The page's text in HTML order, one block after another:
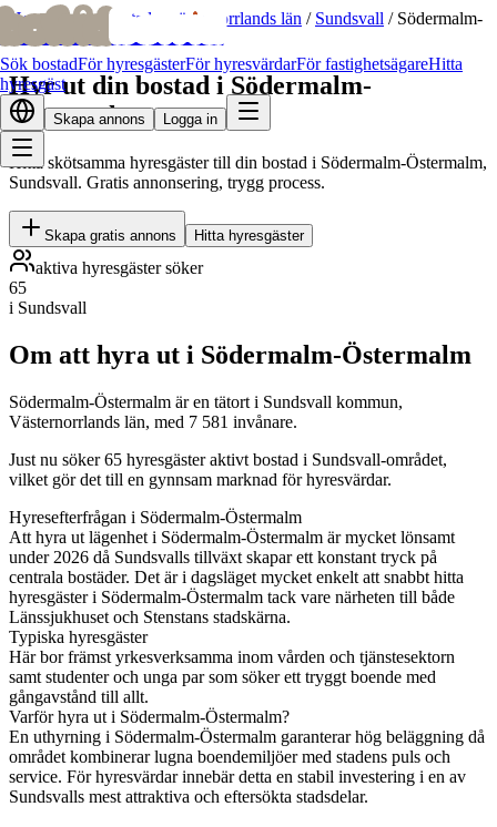
bofridbofrid
Sök bostadFör hyresgästerFör hyresvärdarFör fastighetsägareHitta
hyresgäst
Skapa annons Logga in
Hem/ Hyr ut bostad Västernorrlands län / Sundsvall / Södermalm-
Östermalm
Hyr ut din bostad i Södermalm-
Östermalm
Hitta skötsamma hyresgäster till din bostad i Södermalm-Östermalm,
Sundsvall. Gratis annonsering, trygg process.
Skapa gratis annons Hitta hyresgäster
aktiva hyresgäster söker
65
i Sundsvall
Om att hyra ut i Södermalm-Östermalm
Södermalm-Östermalm är en tätort i Sundsvall kommun,
Västernorrlands län, med 7 581 invånare.
Just nu söker 65 hyresgäster aktivt bostad i Sundsvall-området,
vilket gör det till en gynnsam marknad för hyresvärdar.
Hyresefterfrågan i Södermalm-Östermalm
Att hyra ut lägenhet i Södermalm-Östermalm är mycket lönsamt
under 2026 då Sundsvalls tillväxt skapar ett konstant tryck på
centrala bostäder. Det är i dagsläget mycket enkelt att snabbt hitta
hyresgäster i Södermalm-Östermalm tack vare närheten till både
Länssjukhuset och Stenstans stadskärna.
Typiska hyresgäster
Här bor främst yrkesverksamma inom vården och tjänstesektorn
samt studenter och unga par som söker ett tryggt boende med
gångavstånd till allt.
Varför hyra ut i Södermalm-Östermalm?
En uthyrning i Södermalm-Östermalm garanterar hög beläggning då
området kombinerar lugna boendemiljöer med stadens puls och
service. För hyresvärdar innebär detta en stabil investering i en av
Sundsvalls mest attraktiva och eftersökta stadsdelar.